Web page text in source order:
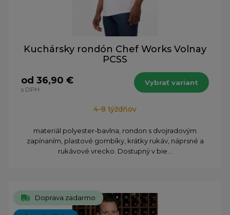
Kuchársky rondón Chef Works Volnay
PCSS
od 36,90 €
s DPH
Vybrať variant
4-8 týždňov
materiál polyester-bavlna, rondon s dvojradovým
zapínaním, plastové gombíky, krátky rukáv, náprsné a
rukávové vrecko. Dostupný v bie...
Doprava zadarmo